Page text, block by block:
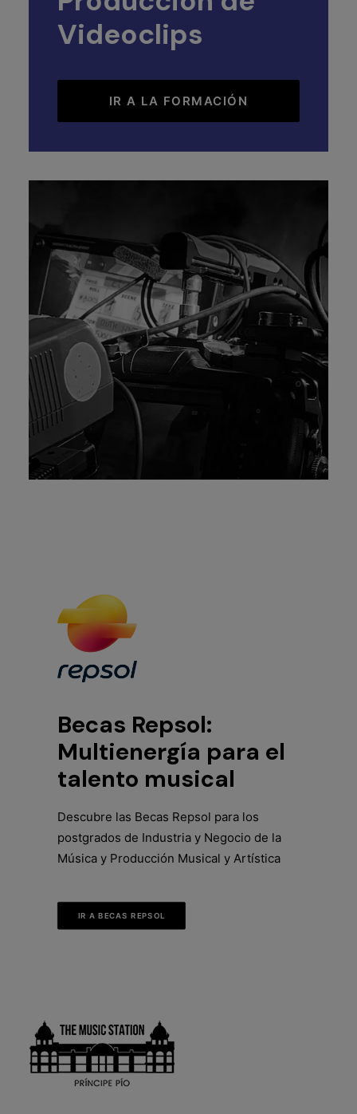
Videoclips
IR A LA FORMACIÓN
Becas Repsol:
Multienergía para el
talento musical
Descubre las Becas Repsol para los
postgrados de Industria y Negocio de la
Música y Producción Musical y Artística
IR A BECAS REPSOL